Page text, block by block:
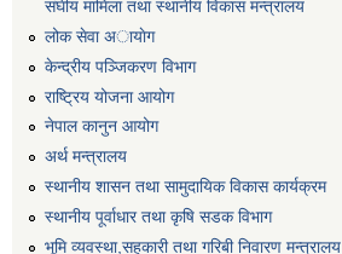
संघीय मामिला तथा स्थानीय विकास मन्त्रालय
लोक सेवा अायाेग
केन्द्रीय पञ्जिकरण विभाग
राष्ट्रिय योजना आयोग
नेपाल कानुन आयोग
अर्थ मन्त्रालय
स्थानीय शासन तथा सामुदायिक विकास कार्यक्रम
स्थानीय पूर्वाधार तथा कृषि सडक विभाग
भूमि व्यवस्था,सहकारी तथा गरिबी निवारण मन्त्रालय